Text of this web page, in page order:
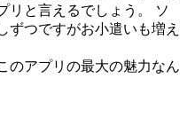
リと言えるでしょう。 ソ
ずつですがお小遣いも増え
のアプリの最大の魅力なん